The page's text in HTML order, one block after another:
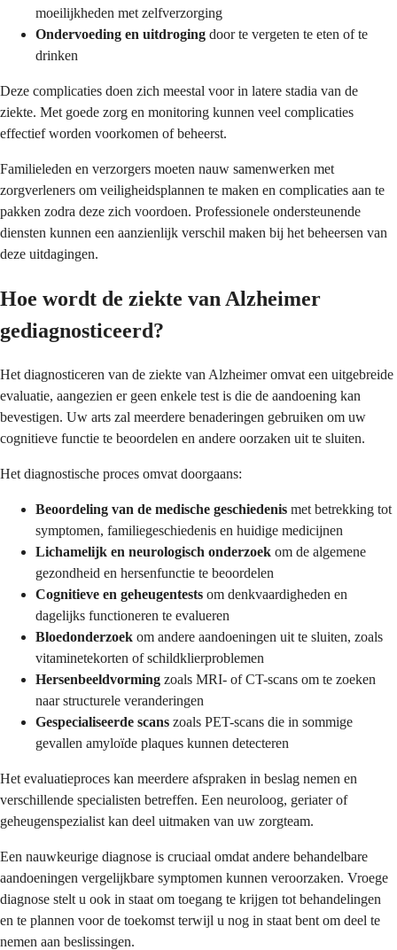
moeilijkheden met zelfverzorging
Ondervoeding en uitdroging door te vergeten te eten of te
drinken
Deze complicaties doen zich meestal voor in latere stadia van de
ziekte. Met goede zorg en monitoring kunnen veel complicaties
effectief worden voorkomen of beheerst.
Familieleden en verzorgers moeten nauw samenwerken met
zorgverleners om veiligheidsplannen te maken en complicaties aan te
pakken zodra deze zich voordoen. Professionele ondersteunende
diensten kunnen een aanzienlijk verschil maken bij het beheersen van
deze uitdagingen.
Hoe wordt de ziekte van Alzheimer
gediagnosticeerd?
Het diagnosticeren van de ziekte van Alzheimer omvat een uitgebreide
evaluatie, aangezien er geen enkele test is die de aandoening kan
bevestigen. Uw arts zal meerdere benaderingen gebruiken om uw
cognitieve functie te beoordelen en andere oorzaken uit te sluiten.
Het diagnostische proces omvat doorgaans:
Beoordeling van de medische geschiedenis met betrekking tot
symptomen, familiegeschiedenis en huidige medicijnen
Lichamelijk en neurologisch onderzoek om de algemene
gezondheid en hersenfunctie te beoordelen
Cognitieve en geheugentests om denkvaardigheden en
dagelijks functioneren te evalueren
Bloedonderzoek om andere aandoeningen uit te sluiten, zoals
vitaminetekorten of schildklierproblemen
Hersenbeeldvorming zoals MRI- of CT-scans om te zoeken
naar structurele veranderingen
Gespecialiseerde scans zoals PET-scans die in sommige
gevallen amyloïde plaques kunnen detecteren
Het evaluatieproces kan meerdere afspraken in beslag nemen en
verschillende specialisten betreffen. Een neuroloog, geriater of
geheugenspezialist kan deel uitmaken van uw zorgteam.
Een nauwkeurige diagnose is cruciaal omdat andere behandelbare
aandoeningen vergelijkbare symptomen kunnen veroorzaken. Vroege
diagnose stelt u ook in staat om toegang te krijgen tot behandelingen
en te plannen voor de toekomst terwijl u nog in staat bent om deel te
nemen aan beslissingen.